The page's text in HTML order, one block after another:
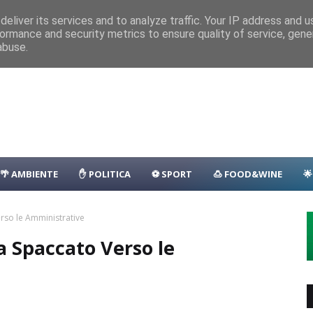
il programma EVENTI
🌴 AMBIENTE ✋ POLITICA ⚽ SPORT 🍮 FOOD&WINE
le Amministrative
Spaccato Verso le
its services and to analyze traffic. Your IP address and
and security metrics to ensure quality of service,